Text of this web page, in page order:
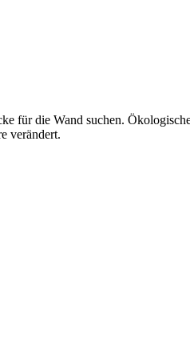
für die Wand suchen.
verändert.